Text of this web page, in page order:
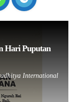
Hari Puputan
International